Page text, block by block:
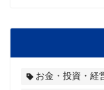
お金・投資・経